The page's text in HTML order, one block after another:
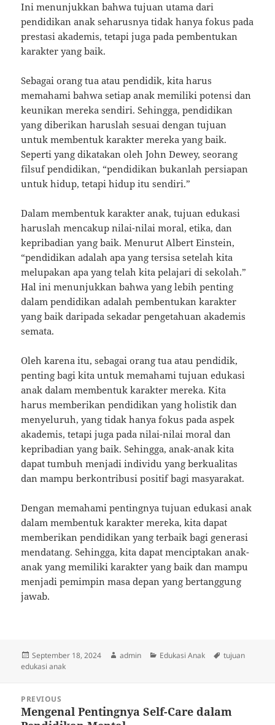
Ini menunjukkan bahwa tujuan utama dari
pendidikan anak seharusnya tidak hanya fokus pada
prestasi akademis, tetapi juga pada pembentukan
karakter yang baik.
Sebagai orang tua atau pendidik, kita harus
memahami bahwa setiap anak memiliki potensi dan
keunikan mereka sendiri. Sehingga, pendidikan
yang diberikan haruslah sesuai dengan tujuan
untuk membentuk karakter mereka yang baik.
Seperti yang dikatakan oleh John Dewey, seorang
filsuf pendidikan, “pendidikan bukanlah persiapan
untuk hidup, tetapi hidup itu sendiri.”
Dalam membentuk karakter anak, tujuan edukasi
haruslah mencakup nilai-nilai moral, etika, dan
kepribadian yang baik. Menurut Albert Einstein,
“pendidikan adalah apa yang tersisa setelah kita
melupakan apa yang telah kita pelajari di sekolah.”
Hal ini menunjukkan bahwa yang lebih penting
dalam pendidikan adalah pembentukan karakter
yang baik daripada sekadar pengetahuan akademis
semata.
Oleh karena itu, sebagai orang tua atau pendidik,
penting bagi kita untuk memahami tujuan edukasi
anak dalam membentuk karakter mereka. Kita
harus memberikan pendidikan yang holistik dan
menyeluruh, yang tidak hanya fokus pada aspek
akademis, tetapi juga pada nilai-nilai moral dan
kepribadian yang baik. Sehingga, anak-anak kita
dapat tumbuh menjadi individu yang berkualitas
dan mampu berkontribusi positif bagi masyarakat.
Dengan memahami pentingnya tujuan edukasi anak
dalam membentuk karakter mereka, kita dapat
memberikan pendidikan yang terbaik bagi generasi
mendatang. Sehingga, kita dapat menciptakan anak-
anak yang memiliki karakter yang baik dan mampu
menjadi pemimpin masa depan yang bertanggung
jawab.
Posted
on
September 18, 2024 Author
admin Categories
Edukasi Anak Tags
tujuan
edukasi anak
navigation
PREVIOUS
Previous
Mengenal Pentingnya Self-Care dalam